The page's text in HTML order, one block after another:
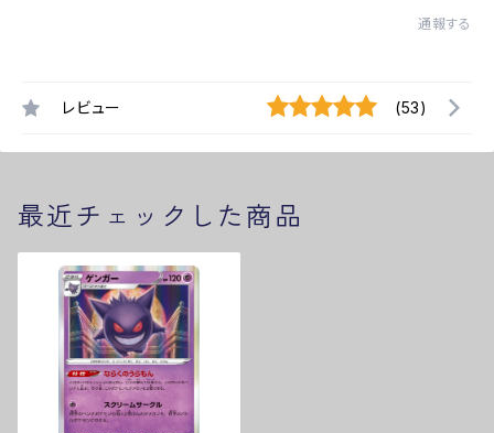
通報する
レビュー (53)
最近チェックした商品